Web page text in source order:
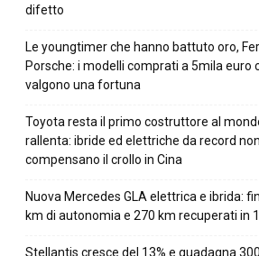
difetto
Le youngtimer che hanno battuto oro,
Porsche: i modelli comprati a 5mila euro
valgono una fortuna
Toyota resta il primo costruttore al
rallenta: ibride ed elettriche da record non
compensano il crollo in Cina
Nuova Mercedes GLA elettrica e ibrida:
km di autonomia e 270 km recuperati in
Stellantis cresce del 13% e guadagna